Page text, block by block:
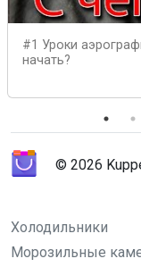
#1 Уроки
начать?
© 2026
Холодильники
Морозильные